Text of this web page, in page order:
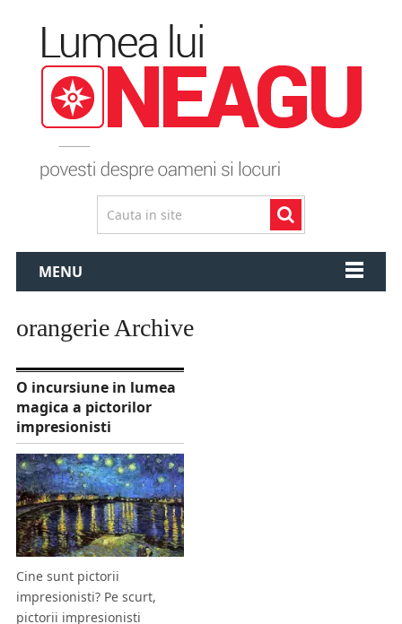
MENU
orangerie Archive
O incursiune in lumea
magica a pictorilor
impresionisti
Cine sunt pictorii
impresionisti? Pe scurt,
pictorii impresionisti